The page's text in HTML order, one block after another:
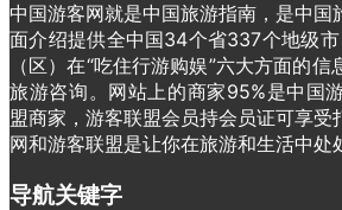
中国游客网就是中国旅游指南，是中国
面介绍提供全中国34个省337个地级
（区）在“吃住行游购娱”六大方面的
旅游咨询。网站上的商家95%是中国
盟商家，游客联盟会员持会员证可享受
网和游客联盟是让你在旅游和生活中处
导航关键字